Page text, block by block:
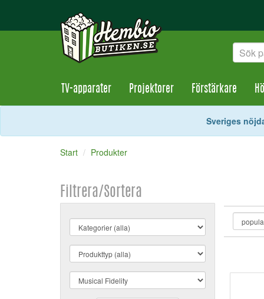
TV-apparater Projektorer Förstärkare
Sveriges
Start Produkter
Filtrera/Sortera